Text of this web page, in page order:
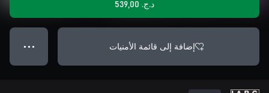
د.ج.‏ 539,00
إضافة إلى قائمة الأمنيات ● ● ●